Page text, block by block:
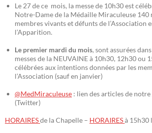
Le 27 de ce mois, la messe de 10h30 est
Notre-Dame de la Médaille Miraculeuse 140
membres vivants et défunts de l’Association
l’Apparition.
Le premier mardi du mois, sont assurées
messes de la NEUVAINE à 10h30, 12h30 ou
célébrées aux intentions données par les
l’Association (sauf en janvier)
@MedMiraculeuse : lien des articles de
(Twitter)
HORAIRESde la Chapelle – HORAIRESà 15h30